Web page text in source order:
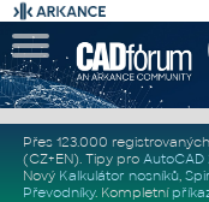
Přes 123.000
(CZ+EN). Tipy pro AutoCAD
Nový Kalkulátor nosníků,
Převodníky. Kompletní